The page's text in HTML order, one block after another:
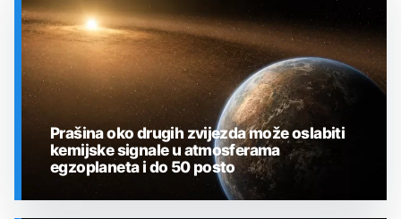
Prašina oko drugih zvijezda može oslabiti
kemijske signale u atmosferama
egzoplaneta i do 50 posto